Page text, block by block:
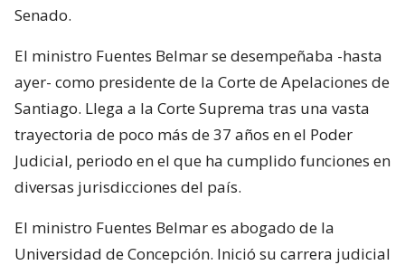
Senado.
El ministro Fuentes Belmar se desempeñaba -hasta
ayer- como presidente de la Corte de Apelaciones de
Santiago. Llega a la Corte Suprema tras una vasta
trayectoria de poco más de 37 años en el Poder
Judicial, periodo en el que ha cumplido funciones en
diversas jurisdicciones del país.
El ministro Fuentes Belmar es abogado de la
Universidad de Concepción. Inició su carrera judicial